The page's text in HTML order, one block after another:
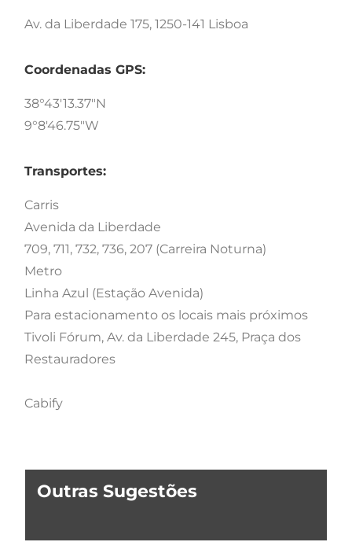
Av. da Liberdade 175, 1250-141 Lisboa
Coordenadas GPS:
38°43'13.37"N
9°8'46.75"W
Transportes:
Carris
Avenida da Liberdade
709, 711, 732, 736, 207 (Carreira Noturna)
Metro
Linha Azul (Estação Avenida)
Para estacionamento os locais mais próximos
Tivoli Fórum, Av. da Liberdade 245, Praça dos
Restauradores
Cabify
Outras Sugestões